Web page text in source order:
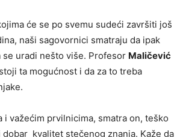
će se po svemu sudeći završiti još
naši sagovornici smatraju da ipak
uradi nešto više. Profesor Maličević
ta mogućnost i da za to treba
i važećim prvilnicima, smatra on, teško
kvalitet stečenog znanja. Kaže da